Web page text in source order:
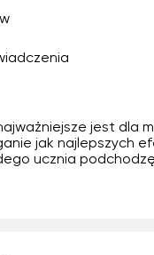
jest dla
jak najlepszych
ucznia podchodzę
metody i tempo